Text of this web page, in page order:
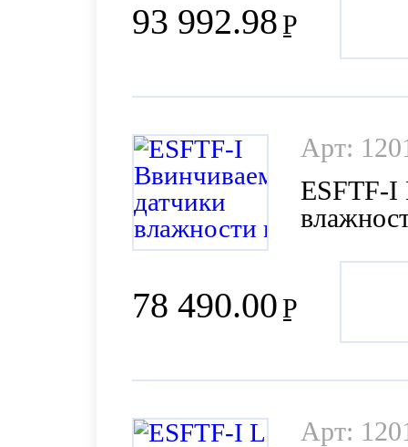
93 992.98Р
78 490.00Р
Арт:
ESFTF-I
Арт: